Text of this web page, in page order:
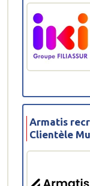
Armatis
Clientèle